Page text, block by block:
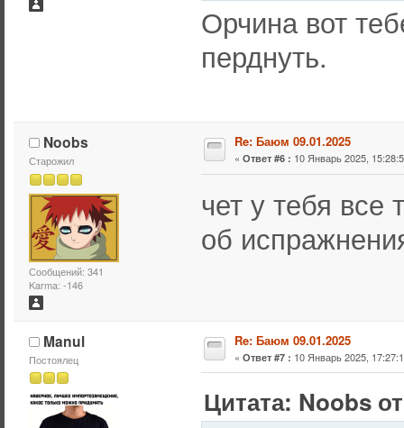
Орчина вот
перднуть.
Noobs
Старожил
Сообщений: 341
Karma: -146
Re: Баюм 09.01.2025
« Ответ #6 : 10 Январь 2025,
чет у тебя все
об
Manul
Постоялец
Re: Баюм 09.01.2025
« Ответ #7 : 10 Январь 2025,
Цитата: Noobs